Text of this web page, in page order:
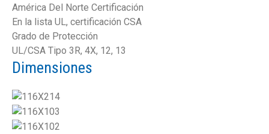
América Del Norte Certificación
En la lista UL, certificación CSA
Grado de Protección
UL/CSA Tipo 3R, 4X, 12, 13
Dimensiones